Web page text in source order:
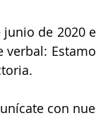
de 2020
con